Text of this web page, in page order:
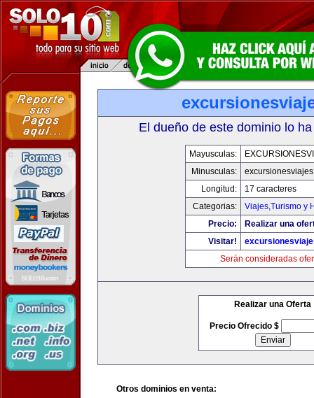
El dueño de este dominio lo
Mayusculas:
Minusculas:
Longitud:
17 caracteres
Categorias:
Viajes,Turismo y
Precio:
Realizar una
Visitar!
Serán consideradas
Realizar una Oferta
Precio Ofrecido $
Otros dominios en venta: